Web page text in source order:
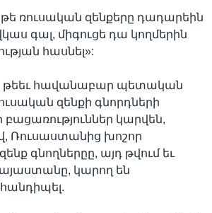
ռուսական զենքերը դադարեին
գալ, միգուցե դա կողմերին
հասնել»:
թեեւ հավանաբար պետական
զենքի գնորդների
կարվեն,
Ռուսաստանից խոշոր
գնողներըը, այդ թվում եւ
կարող են